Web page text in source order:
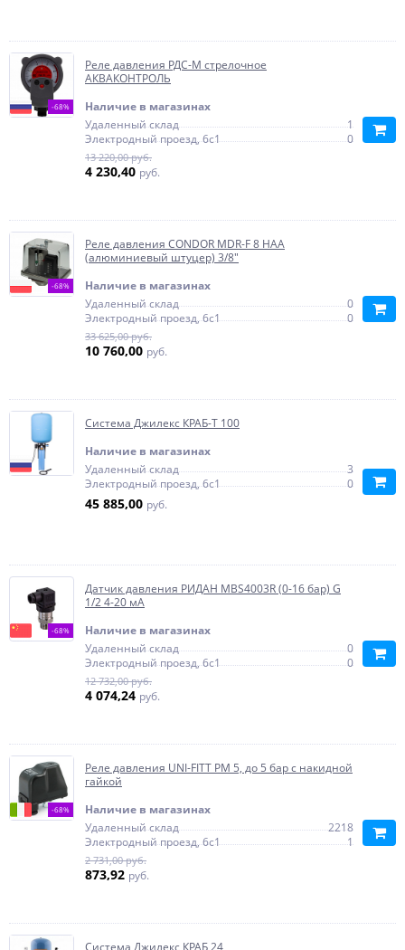
-68%
Реле давления РДС-М стрелочное
АКВАКОНТРОЛЬ
Наличие в магазинах
Удаленный склад
1
Электродный проезд, 6с1
0
13 220,00 руб.
4 230,40 руб.
-68%
Реле давления CONDOR MDR-F 8 HAA
(алюминиевый штуцер) 3/8"
Наличие в магазинах
Удаленный склад
0
Электродный проезд, 6с1
0
33 625,00 руб.
10 760,00 руб.
Система Джилекс КРАБ-Т 100
Наличие в магазинах
Удаленный склад
3
Электродный проезд, 6с1
0
45 885,00 руб.
-68%
Датчик давления РИДАН MBS4003R (0-16 бар) G
1/2 4-20 мА
Наличие в магазинах
Удаленный склад
0
Электродный проезд, 6с1
0
12 732,00 руб.
4 074,24 руб.
-68%
Реле давления UNI-FITT РМ 5, до 5 бар с накидной
гайкой
Наличие в магазинах
Удаленный склад
2218
Электродный проезд, 6с1
1
2 731,00 руб.
873,92 руб.
Система Джилекс КРАБ 24